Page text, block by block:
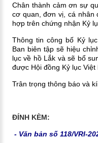
Chân thành cảm ơn sự
cơ quan, đơn vị, cá nhân
hợp trên chứng nhận Kỷ
Thông tin công bố Kỷ
Ban biên tập sẽ hiệu
lục về hồ Lắk và sẽ bổ
được Hội đồng Kỷ lục Việt
Trân trọng thông báo và
ĐÍNH KÈM:
- Văn bản số 118/VRI-